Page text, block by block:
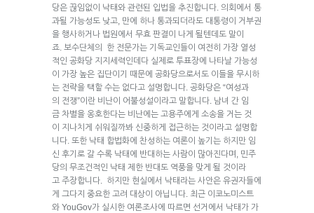
당은 끊임없이 낙태와 관련된 입법을 추진합니다. 의회에서 통
과될 가능성도 낮고, 만에 하나 통과되더라도 대통령이 거부권
을 행사하거나 법원에서 무효 판결이 나게 될텐데도 말이
죠. 보수단체의 한 전문가는 기독교인들이 여전히 가장 열성
적인 공화당 지지세력인데다 실제로 투표장에 나타날 가능성
이 가장 높은 집단이기 때문에 공화당으로서도 이들을 무시하
는 전략을 택할 수는 없다고 설명합니다. 공화당은 “여성과
의 전쟁”이란 비난이 어불성설이라고 말합니다. 남녀 간 임
금 차별을 옹호한다는 비난에는 고용주에게 소송을 거는 것
이 지나치게 쉬워질까봐 신중하게 접근하는 것이라고 설명합
니다. 또한 낙태 합법화에 찬성하는 여론이 높기는 하지만 임
신 후기로 갈 수록 낙태에 반대하는 사람이 많아진다며, 민주
당의 무조건적인 낙태 제한 반대도 역풍을 맞게 될 것이라
고 주장합니다. 하지만 현실에서 낙태라는 사안은 유권자들에
게 그다지 중요한 고려 대상이 아닙니다. 최근 이코노미스트
와 YouGov가 실시한 여론조사에 따르면 선거에서 낙태가 가